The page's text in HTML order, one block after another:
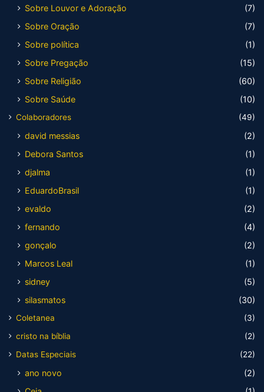
Sobre Louvor e Adoração
(7)
Sobre Oração
(7)
Sobre política
(1)
Sobre Pregação
(15)
Sobre Religião
(60)
Sobre Saúde
(10)
Colaboradores (49)
david messias
(2)
Debora Santos
(1)
djalma
(1)
EduardoBrasil
(1)
evaldo
(2)
fernando
(4)
gonçalo
(2)
Marcos Leal
(1)
sidney
(5)
silasmatos
(30)
Coletanea
(3)
cristo na bíblia
(2)
Datas Especiais
(22)
ano novo
(2)